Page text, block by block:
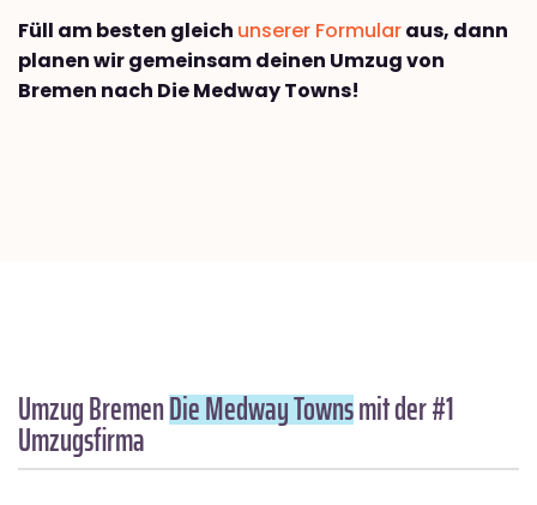
Füll am besten gleich unserer Formularaus, dann
planen wir gemeinsam deinen Umzug von
Bremen nach Die Medway Towns!
Umzug BremenDie Medway Townsmit der #1
Umzugsfirma